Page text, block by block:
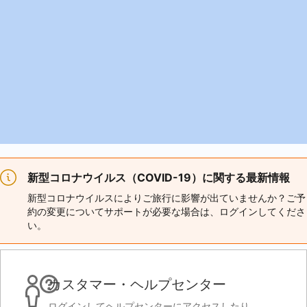
新型コロナウイルス（COVID-19）に関する最新情報
新型コロナウイルスによりご旅行に影響が出ていませんか？ご予
約の変更についてサポートが必要な場合は、ログインしてくださ
い。
カスタマー・ヘルプセンター